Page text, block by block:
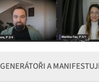
GENERÁTOŘI A